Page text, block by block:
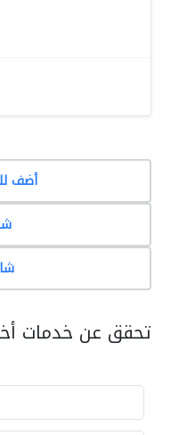
أضف
تحقق عن خدمات